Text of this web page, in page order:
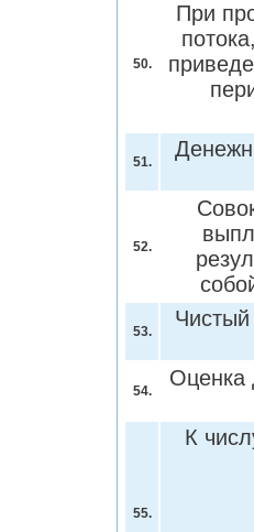
50.
При
51.
52.
53.
54.
Оценка
55.
К